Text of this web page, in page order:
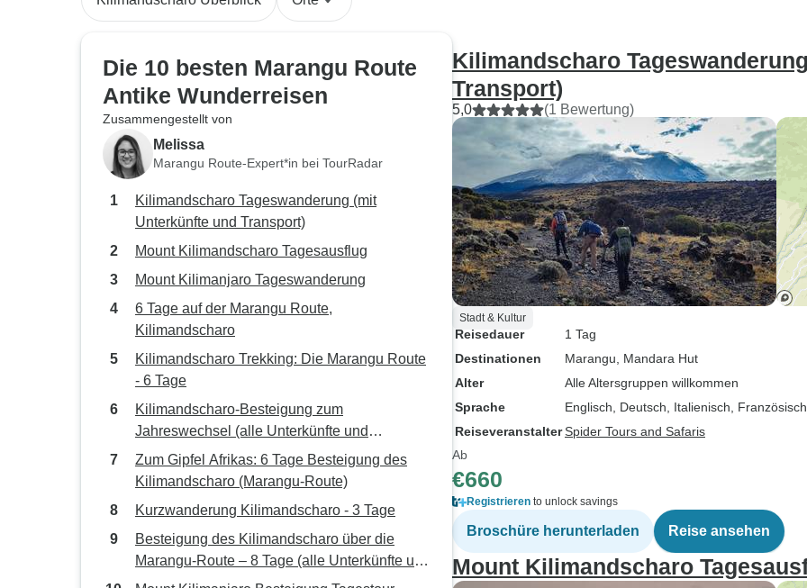
Die 10 besten Marangu Route
Antike Wunderreisen
Zusammengestellt von
Melissa
Marangu Route-Expert*in bei TourRadar
Kilimandscharo Tageswanderung (mit
Unterkünfte und Transport)
Mount Kilimandscharo Tagesausflug
Mount Kilimanjaro Tageswanderung
6 Tage auf der Marangu Route,
Kilimandscharo
Kilimandscharo Trekking: Die Marangu Route
- 6 Tage
Kilimandscharo-Besteigung zum
Jahreswechsel (alle Unterkünfte und
Transporte sind inbegriffen)
Zum Gipfel Afrikas: 6 Tage Besteigung des
Kilimandscharo (Marangu-Route)
Kurzwanderung Kilimandscharo - 3 Tage
Besteigung des Kilimandscharo über die
Marangu-Route – 8 Tage (alle Unterkünfte und
Transportkosten sind inbegriffen)
Kilimandscharo
Transport)
5,0 (1 Bewertung)
Stadt & Kultur
Reisedauer
1 Tag
Destinationen
Marangu , Mandara Hut
Alter
Alle Altersgruppen willkommen
Sprache
Englisch, Deutsch, Italienisch, Französisch
ReiseveranstalterSpider Tours and Safaris
Ab
€660
Registrieren to unlock savings
Broschüre herunterladen Reise ansehen
Mount Kilimandscharo